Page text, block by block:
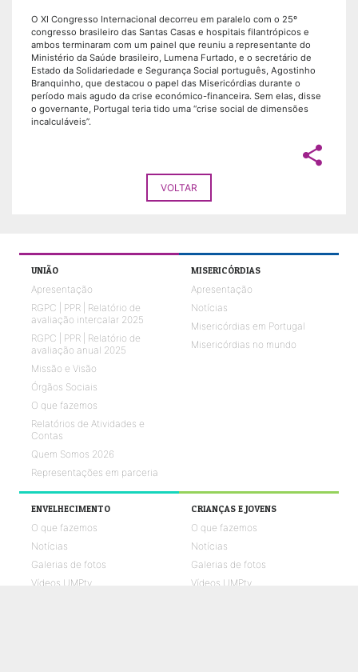
O XI Congresso Internacional decorreu em paralelo com o 25º
congresso brasileiro das Santas Casas e hospitais filantrópicos e
ambos terminaram com um painel que reuniu a representante do
Ministério da Saúde brasileiro, Lumena Furtado, e o secretário de
Estado da Solidariedade e Segurança Social português, Agostinho
Branquinho, que destacou o papel das Misericórdias durante o
período mais agudo da crise económico-financeira. Sem elas, disse
o governante, Portugal teria tido uma “crise social de dimensões
incalculáveis”.
share
VOLTAR
UNIÃO
Apresentação
RGPC | PPR | Relatório de
avaliação intercalar 2025
RGPC | PPR | Relatório de
avaliação anual 2025
Missão e Visão
Órgãos Sociais
O que fazemos
Relatórios de Atividades e
Contas
Quem Somos 2026
Representações em parceria
MISERICÓRDIAS
Apresentação
Notícias
Misericórdias em Portugal
Misericórdias no mundo
ENVELHECIMENTO
O que fazemos
Notícias
Galerias de fotos
Vídeos UMPtv
CRIANÇAS E JOVENS
O que fazemos
Notícias
Galerias de fotos
Vídeos UMPtv